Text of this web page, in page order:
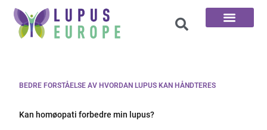
BEDRE FORSTÅELSE AV HVORDAN LUPUS KAN HÅNDTERES
Kan homøopati forbedre min lupus?